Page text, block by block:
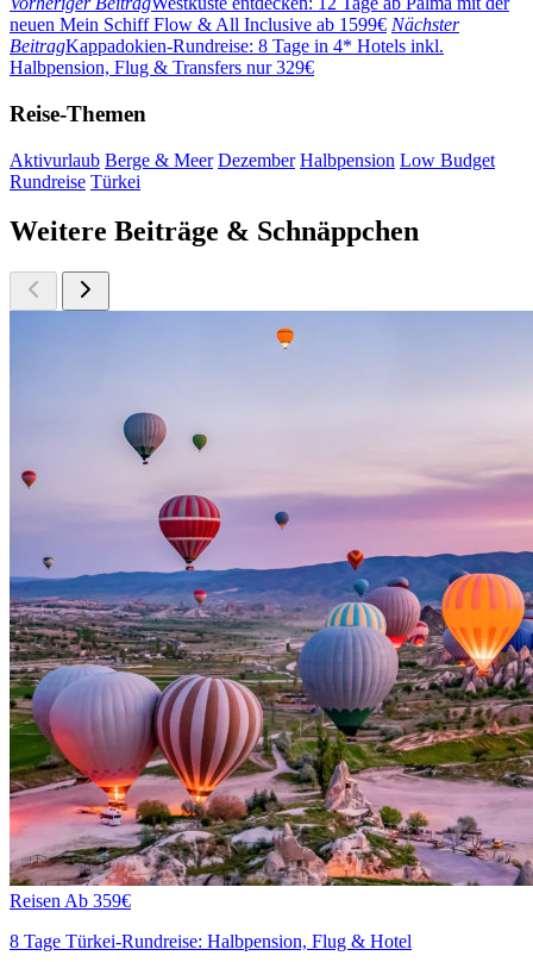
neuen Mein Schiff Flow & All Inclusive ab 1599€ Nächster
BeitragKappadokien-Rundreise: 8 Tage in 4* Hotels inkl.
Halbpension, Flug & Transfers nur 329€
Reise-Themen
Aktivurlaub Berge & Meer Dezember Halbpension Low Budget
Rundreise Türkei
Weitere Beiträge & Schnäppchen
Reisen Ab 359€
8 Tage Türkei-Rundreise: Halbpension, Flug & Hotel